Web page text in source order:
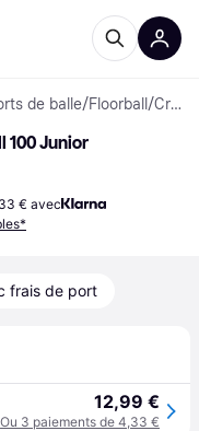
de balle/Floorball / Crosses de floorball
100 Junior
€ avec
frais de port
12,99 €
Ou 3 paiements de 4,33 €